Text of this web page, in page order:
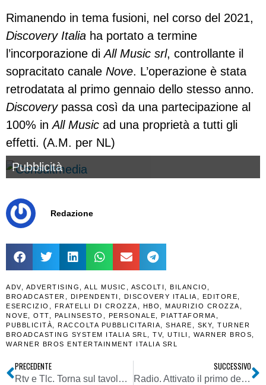
Rimanendo in tema fusioni, nel corso del 2021,
Discovery Italia ha portato a termine
l’incorporazione diAll Music srl, controllante il
sopracitato canale Nove. L’operazione è stata
retrodatata al primo gennaio dello stesso anno.
Discovery passa così da una partecipazione al
100% inAll Music ad una proprietà a tutti gli
effetti. (A.M. per NL)
Pubblicità
Redazione
ADV, ADVERTISING ALL MUSIC ASCOLTI BILANCIO
BROADCASTER
DIPENDENTI DISCOVERY ITALIA EDITORE
ESERCIZIO
FRATELLI DI CROZZA HBO MAURIZIO CROZZA
NOVE
OTT PALINSESTO PERSONALE PIATTAFORMA
PUBBLICITÀ
RACCOLTA PUBBLICITARIA SHARE SKY
TURNER
BROADCASTING SYSTEM ITALIA SRL
TV, UTILI WARNER BROS
WARNER BROS ENTERTAINMENT ITALIA SRL
PRECEDENTE
Rtv e Tlc. Torna sul tavolo Rai Way l’ipotesi di fusione con EI Towers: in discussione ormai non c’è il se, ma il quando ed il come
SUCCESSIVO
Radio. Attivato il primo dei consorzi locali DAB in Puglia. Al via anche il Veneto. Prosegue spedita affermazione della radio digitale areale